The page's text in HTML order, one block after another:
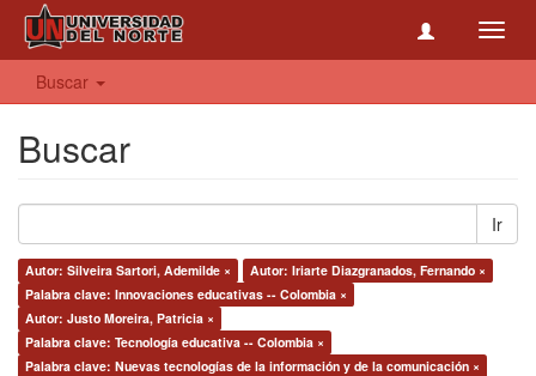
Buscar
Buscar
Ir
Autor: Silveira Sartori, Ademilde ×
Autor: Iriarte Diazgranados, Fernando ×
Palabra clave: Innovaciones educativas -- Colombia ×
Autor: Justo Moreira, Patricia ×
Palabra clave: Tecnología educativa -- Colombia ×
Palabra clave: Nuevas tecnologías de la información y de la comunicación ×